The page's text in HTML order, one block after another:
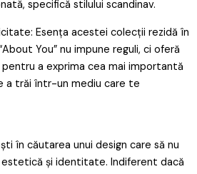
specifică stilului scandinav.
Esența acestei colecții rezidă în
You” nu impune reguli, ci oferă
a exprima cea mai importantă
a trăi într-un mediu care te
în căutarea unui design care să nu
și identitate. Indiferent dacă